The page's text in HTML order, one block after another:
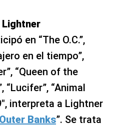
Lightner
en “The O.C.”,
en el tiempo”,
“Queen of the
“Lucifer”, “Animal
interpreta a Lightner
Outer Banks”. Se trata